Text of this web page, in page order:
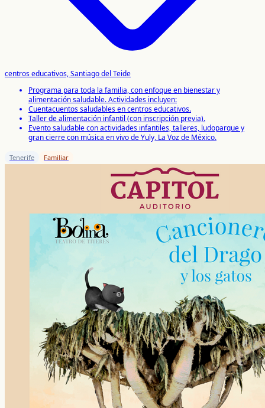
centros educativos, Santiago del Teide
Programa para toda la familia, con enfoque en bienestar y
alimentación saludable. Actividades incluyen:
Cuentacuentos saludables en centros educativos.
Taller de alimentación infantil (con inscripción previa).
Evento saludable con actividades infantiles, talleres, ludoparque y
gran cierre con música en vivo de Yuly, La Voz de México.
Tenerife Familiar